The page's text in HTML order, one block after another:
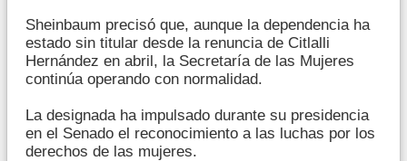
Sheinbaum precisó que, aunque la dependencia ha
estado sin titular desde la renuncia de Citlalli
Hernández en abril, la Secretaría de las Mujeres
continúa operando con normalidad.
La designada ha impulsado durante su presidencia
en el Senado el reconocimiento a las luchas por los
derechos de las mujeres.